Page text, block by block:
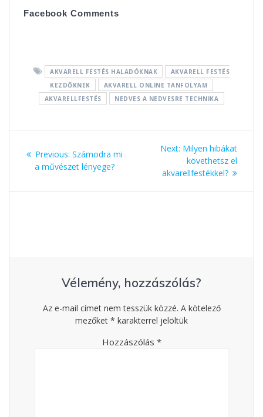
e
o
k
ss
g
er
er za
g
Facebook Comments
AKVARELL FESTÉS HALADÓKNAK
AKVARELL FESTÉS
KEZDŐKNEK
AKVARELL ONLINE TANFOLYAM
AKVARELLFESTÉS
NEDVES A NEDVESRE TECHNIKA
navigáció
Previous: Previous
post:
Számodra mi
a művészet lényege?
Next: Next
post:
Milyen hibákat
követhetsz el
akvarellfestékkel?
Vélemény, hozzászólás?
Az e-mail címet nem tesszük közzé. A kötelező
mezőket * karakterrel jelöltük
Hozzászólás *